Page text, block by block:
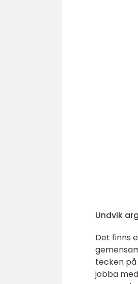
Undvik
Det finns
tecken
jobba